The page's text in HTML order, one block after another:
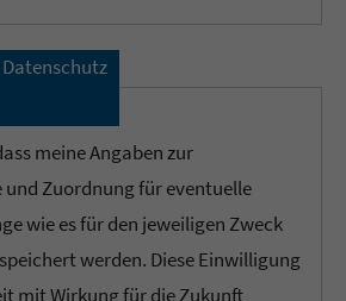
meine Angaben zur
Zuordnung für eventuelle
wie es für den jeweiligen Zweck
werden. Diese Einwilligung
mit Wirkung für die Zukunft